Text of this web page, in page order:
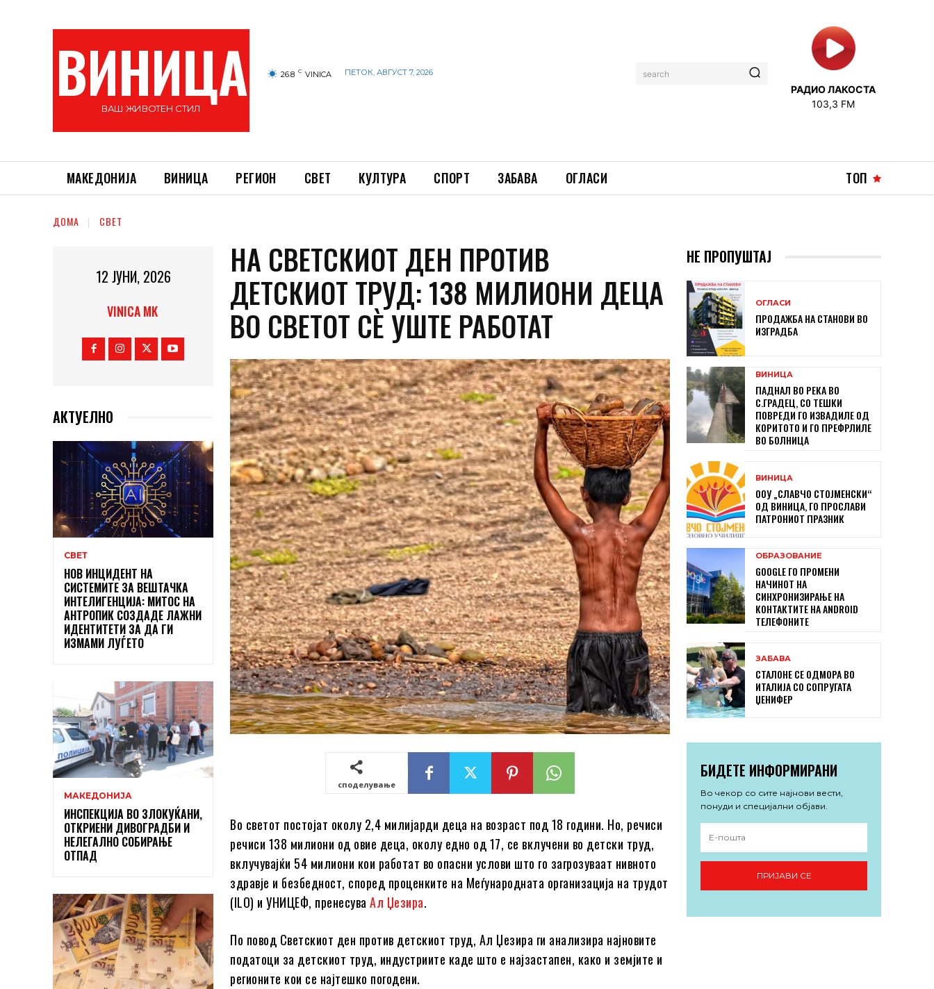
ВИНИЦА
ВАШ ЖИВОТЕН СТИЛ
26.8 C VINICA ПЕТОК, АВГУСТ 7, 2026 search
РАДИО ЛАКОСТА
103,3 FM
МАКЕДОНИЈА ВИНИЦА РЕГИОН СВЕТ КУЛТУРА СПОРТ ЗАБАВА ОГЛАСИ ТОП
ДОМА СВЕТ
12 ЈУНИ, 2026
VINICA MK
АКТУЕЛНО
СВЕТ
НОВ ИНЦИДЕНТ НА
СИСТЕМИТЕ ЗА ВЕШТАЧКА
ИНТЕЛИГЕНЦИЈА: МИТОС НА
АНТРОПИК СОЗДАДЕ ЛАЖНИ
ИДЕНТИТЕТИ ЗА ДА ГИ
ИЗМАМИ ЛУЃЕТО
МАКЕДОНИЈА
ИНСПЕКЦИЈА ВО ЗЛОКУЌАНИ,
ОТКРИЕНИ ДИВОГРАДБИ И
НЕЛЕГАЛНО СОБИРАЊЕ
ОТПАД
НА СВЕТСКИОТ ДЕН ПРОТИВ
ДЕТСКИОТ ТРУД: 138 МИЛИОНИ ДЕЦА
ВО СВЕТОТ СÈ УШТЕ РАБОТАТ
споделување
Во светот постојат околу 2,4 милијарди деца на возраст под 18 години. Но, речиси
речиси 138 милиони од овие деца, околу едно од 17, се вклучени во детски труд,
вклучувајќи 54 милиони кои работат во опасни услови што го загрозуваат нивното
здравје и безбедност, според проценките на Меѓународната организација на трудот
(ILO) и УНИЦЕФ, пренесуваАл Џезира.
По повод Светскиот ден против детскиот труд, Ал Џезира ги анализира најновите
податоци за детскиот труд, индустриите каде што е најзастапен, како и земјите и
регионите кои се најтешко погодени.
НЕ ПРОПУШТАЈ
ОГЛАСИ
ПРОДАЖБА НА СТАНОВИ ВО
ИЗГРАДБА
ВИНИЦА
ПАДНАЛ ВО РЕКА ВО
С.ГРАДЕЦ, СО ТЕШКИ
ПОВРЕДИ ГО ИЗВАДИЛЕ ОД
КОРИТОТО И ГО ПРЕФРЛИЛЕ
ВО БОЛНИЦА
ВИНИЦА
ООУ „СЛАВЧО СТОЈМЕНСКИ“
ОД ВИНИЦА, ГО ПРОСЛАВИ
ПАТРОНИОТ ПРАЗНИК
ОБРАЗОВАНИЕ
GOOGLE ГО ПРОМЕНИ
НАЧИНОТ НА
СИНХРОНИЗИРАЊЕ НА
КОНТАКТИТЕ НА ANDROID
ТЕЛЕФОНИТЕ
ЗАБАВА
СТАЛОНЕ СЕ ОДМОРА ВО
ИТАЛИЈА СО СОПРУГАТА
ЏЕНИФЕР
БИДЕТЕ ИНФОРМИРАНИ
Во чекор со сите најнови вести,
понуди и специјални објави.
ПРИЈАВИ СЕ